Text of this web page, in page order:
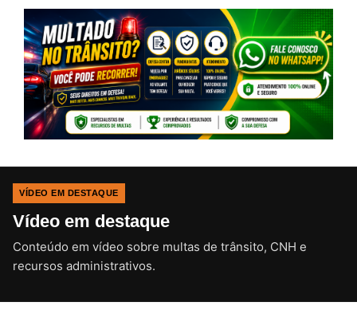
VÍDEO EM DESTAQUE
Vídeo em destaque
Conteúdo em vídeo sobre multas de trânsito, CNH e
recursos administrativos.CLIQUE PARA ATIVAR O SOM